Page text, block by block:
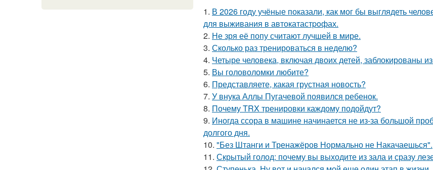
1. В 2026 году учёные показали, как мог бы выглядеть
для выживания в автокатастpoфах.
2. Не зря её попу считают лучшей в мире.
3. Сколько раз тренироваться в неделю?
4. Четыре человека, включая двоих детей, заблокированы
5. Вы головоломки любите?
6. Представляете, какая грустная новость?
7. У внука Аллы Пугачевой появился ребенок.
8. Почему TRX тренировки каждому подойдут?
9. Иногда ссора в машине начинается не из-за большой
долгого дня.
10. "Без Штанги и Тренажёров Нормально не Накачаешься".
11. Скрытый голод: почему вы выходите из зала и сразу